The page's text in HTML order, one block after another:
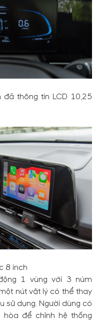
thông tin LCD 10,25
8 inch
1 vùng với 3 núm
nút vật lý có thể thay
sử dụng. Người dùng có
để chỉnh hệ thống